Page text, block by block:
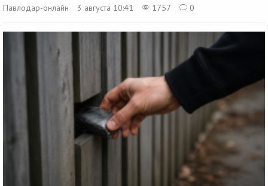
Павлодар-онлайн
3 августа 10:41 1757 0